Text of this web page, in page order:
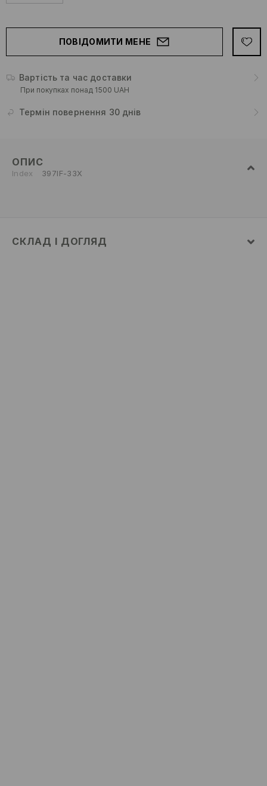
ПОВІДОМИТИ МЕНЕ
Вартість та час доставки
При покупках понад 1500 UAH
Термін повернення 30 днів
ОПИС
Index 397IF-33X
СКЛАД І ДОГЛЯД